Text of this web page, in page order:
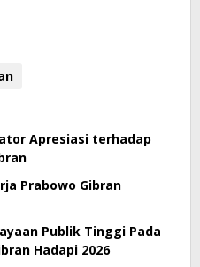
Apresiasi terhadap
Prabowo Gibran
Publik Tinggi Pada
Hadapi 2026